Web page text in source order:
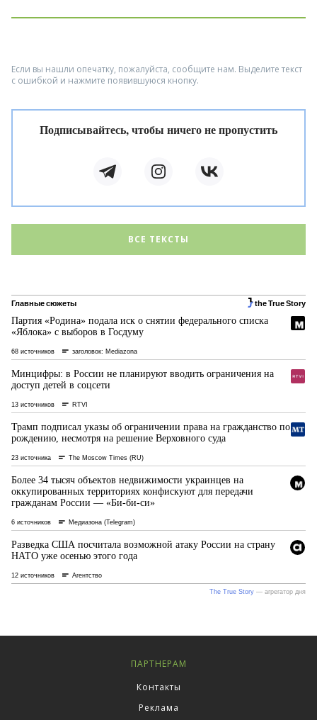
Если вы нашли опечатку, пожалуйста, сообщите нам. Выделите текст
с ошибкой и нажмите появившуюся кнопку.
Подписывайтесь, чтобы ничего не пропустить
ВСЕ ТЕКСТЫ
ПАРТНЕРАМ
Контакты
Реклама